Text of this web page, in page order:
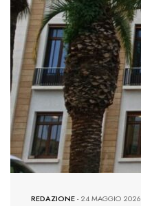
REDAZIONE-24 MAGGIO 2026